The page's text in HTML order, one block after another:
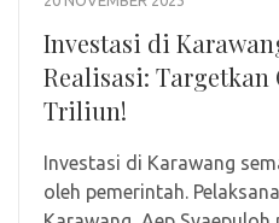
Investasi di
Realisasi: Targetkan
Triliun!
Investasi di Karawang
oleh pemerintah.